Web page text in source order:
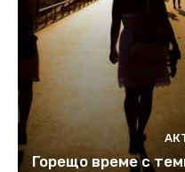
Горещо време с